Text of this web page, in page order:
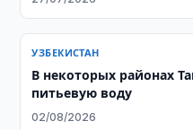
УЗБЕКИСТАН
В некоторых районах
питьевую воду
02/08/2026